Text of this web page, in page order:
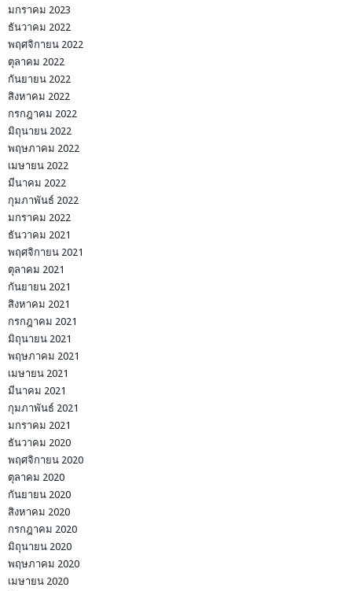
มกราคม 2023
ธันวาคม 2022
พฤศจิกายน 2022
ตุลาคม 2022
กันยายน 2022
สิงหาคม 2022
กรกฎาคม 2022
มิถุนายน 2022
พฤษภาคม 2022
เมษายน 2022
มีนาคม 2022
กุมภาพันธ์ 2022
มกราคม 2022
ธันวาคม 2021
พฤศจิกายน 2021
ตุลาคม 2021
กันยายน 2021
สิงหาคม 2021
กรกฎาคม 2021
มิถุนายน 2021
พฤษภาคม 2021
เมษายน 2021
มีนาคม 2021
กุมภาพันธ์ 2021
มกราคม 2021
ธันวาคม 2020
พฤศจิกายน 2020
ตุลาคม 2020
กันยายน 2020
สิงหาคม 2020
กรกฎาคม 2020
มิถุนายน 2020
พฤษภาคม 2020
เมษายน 2020